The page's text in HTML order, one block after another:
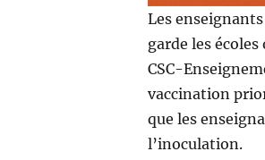
Les
garde les
CSC-
vaccination
que les
l’inoculation.